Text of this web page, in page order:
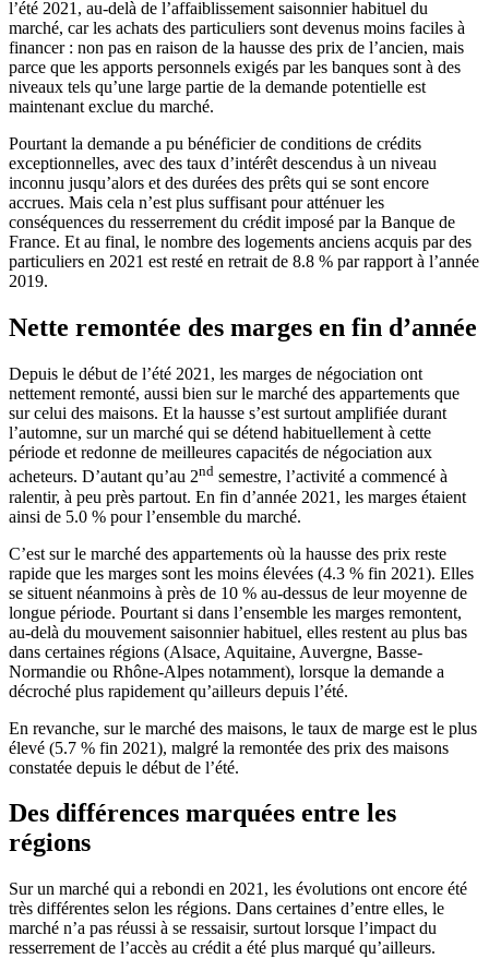
l’été 2021, au-delà de l’affaiblissement saisonnier habituel du
marché, car les achats des particuliers sont devenus moins faciles à
financer : non pas en raison de la hausse des prix de l’ancien, mais
parce que les apports personnels exigés par les banques sont à des
niveaux tels qu’une large partie de la demande potentielle est
maintenant exclue du marché.
Pourtant la demande a pu bénéficier de conditions de crédits
exceptionnelles, avec des taux d’intérêt descendus à un niveau
inconnu jusqu’alors et des durées des prêts qui se sont encore
accrues. Mais cela n’est plus suffisant pour atténuer les
conséquences du resserrement du crédit imposé par la Banque de
France. Et au final, le nombre des logements anciens acquis par des
particuliers en 2021 est resté en retrait de 8.8 % par rapport à l’année
2019.
Nette remontée des marges en fin d’année
Depuis le début de l’été 2021, les marges de négociation ont
nettement remonté, aussi bien sur le marché des appartements que
sur celui des maisons. Et la hausse s’est surtout amplifiée durant
l’automne, sur un marché qui se détend habituellement à cette
période et redonne de meilleures capacités de négociation aux
acheteurs. D’autant qu’au 2nd semestre, l’activité a commencé à
ralentir, à peu près partout. En fin d’année 2021, les marges étaient
ainsi de 5.0 % pour l’ensemble du marché.
C’est sur le marché des appartements où la hausse des prix reste
rapide que les marges sont les moins élevées (4.3 % fin 2021). Elles
se situent néanmoins à près de 10 % au-dessus de leur moyenne de
longue période. Pourtant si dans l’ensemble les marges remontent,
au-delà du mouvement saisonnier habituel, elles restent au plus bas
dans certaines régions (Alsace, Aquitaine, Auvergne, Basse-
Normandie ou Rhône-Alpes notamment), lorsque la demande a
décroché plus rapidement qu’ailleurs depuis l’été.
En revanche, sur le marché des maisons, le taux de marge est le plus
élevé (5.7 % fin 2021), malgré la remontée des prix des maisons
constatée depuis le début de l’été.
Des différences marquées entre les
régions
Sur un marché qui a rebondi en 2021, les évolutions ont encore été
très différentes selon les régions. Dans certaines d’entre elles, le
marché n’a pas réussi à se ressaisir, surtout lorsque l’impact du
resserrement de l’accès au crédit a été plus marqué qu’ailleurs.